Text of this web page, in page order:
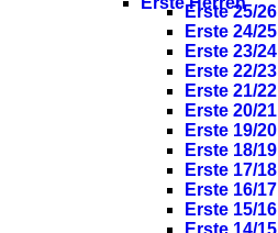
Erste 25/26
Erste 24/25
Erste 23/24
Erste 22/23
Erste 21/22
Erste 20/21
Erste 19/20
Erste 18/19
Erste 17/18
Erste 16/17
Erste 15/16
Erste 14/15